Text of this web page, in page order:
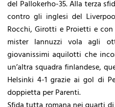
del Pallokerho-35. Alla terza
contro gli inglesi del
Rocchi, Girotti e Proietti e
mister Iannuzzi vola agli
giovanissimi aquilotti che
un’altra squadra finlandese,
Helsinki 4-1 grazie ai gol di
doppietta per Parenti.